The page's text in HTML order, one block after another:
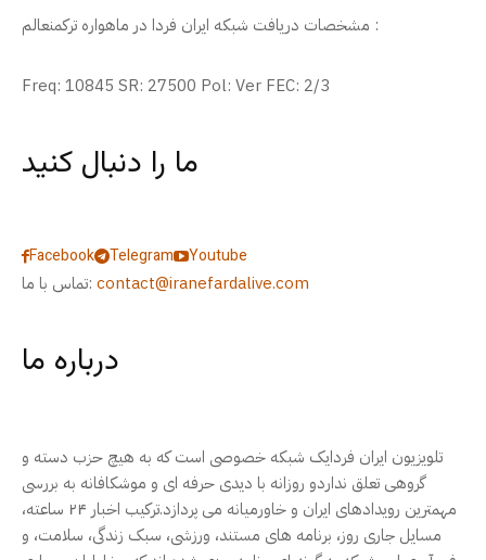
مشخصات دریافت شبکه ایران فردا در ماهواره ترکمنعالم :
Freq: 10845 SR: 27500 Pol: Ver FEC: 2/3
ما را دنبال کنید
Facebook Telegram
Youtube
تماس با ما: contact@iranefardalive.com
درباره ما
تلویزیون ایران فردایک شبکه خصوصی است که به هیچ حزب دسته و
گروهی تعلق نداردو روزانه با دیدی حرفه ای و موشکافانه به بررسی
مهمترین رویدادهای ایران و خاورمیانه می پردازد.ترکیب اخبار ۲۴ ساعته،
مسایل جاری روز، برنامه های مستند، ورزشی، سبک زندگی، سلامت، و